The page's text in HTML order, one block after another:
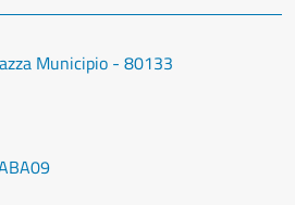
Municipio - 80133